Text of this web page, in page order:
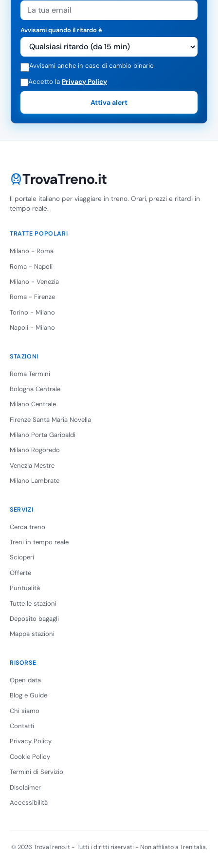
Avvisami quando il ritardo è
Avvisami anche in caso di cambio binario
Accetto la Privacy Policy
Attiva alert
TrovaTreno.it
Il portale italiano per viaggiare in treno. Orari, prezzi e ritardi in
tempo reale.
TRATTE POPOLARI
Milano - Roma
Roma - Napoli
Milano - Venezia
Roma - Firenze
Torino - Milano
Napoli - Milano
STAZIONI
Roma Termini
Bologna Centrale
Milano Centrale
Firenze Santa Maria Novella
Milano Porta Garibaldi
Milano Rogoredo
Venezia Mestre
Milano Lambrate
SERVIZI
Cerca treno
Treni in tempo reale
Scioperi
Offerte
Puntualità
Tutte le stazioni
Deposito bagagli
Mappa stazioni
RISORSE
Open data
Blog e Guide
Chi siamo
Contatti
Privacy Policy
Cookie Policy
Termini di Servizio
Disclaimer
Accessibilità
© 2026 TrovaTreno.it - Tutti i diritti riservati - Non affiliato a Trenitalia,